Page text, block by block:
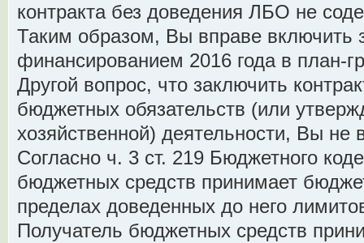
контракта без доведения ЛБО не
Таким образом, Вы вправе включить
финансированием 2016 года в план-
Другой вопрос, что заключить
бюджетных обязательств (или
хозяйственной) деятельности, Вы не
Согласно ч. 3 ст. 219 Бюджетного
бюджетных средств принимает
пределах доведенных до него
Получатель бюджетных средств